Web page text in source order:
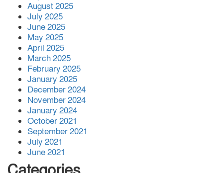
বিশ্বনাথ,র অলংকারীতে ইষ্ট রহিমপুর
ডেভেলপমেন্ট ট্রাস্টের উদ্দ্যোগে
August 2025
July 2025
June 2025
May 2025
April 2025
March 2025
February 2025
January 2025
December 2024
November 2024
January 2024
October 2021
September 2021
July 2021
June 2021